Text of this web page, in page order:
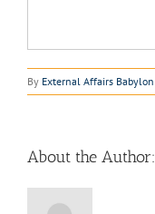
By External Affairs Babylon
About the Author: